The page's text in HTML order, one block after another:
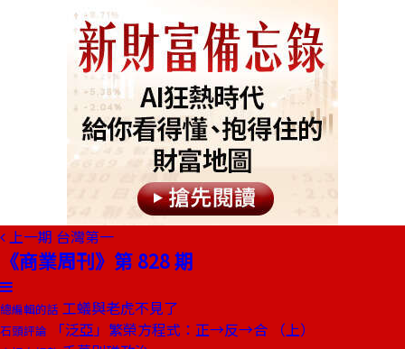
上一期 台灣第一
《商業周刊》第 828 期
總編輯的話 工蟻與老虎不見了
石頭評論 「泛亞」繁榮方程式：正→反→合 （上）